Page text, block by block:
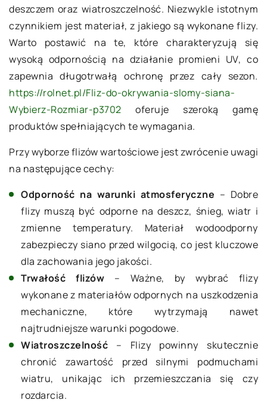
deszczem oraz wiatroszczelność. Niezwykle istotnym
czynnikiem jest materiał, z jakiego są wykonane flizy.
Warto postawić na te, które charakteryzują się
wysoką odpornością na działanie promieni UV, co
zapewnia długotrwałą ochronę przez cały sezon.
https://rolnet.pl/Fliz-do-okrywania-slomy-siana-
Wybierz-Rozmiar-p3702 oferuje szeroką gamę
produktów spełniających te wymagania.
Przy wyborze flizów wartościowe jest zwrócenie uwagi
na następujące cechy:
Odporność na warunki atmosferyczne – Dobre
flizy muszą być odporne na deszcz, śnieg, wiatr i
zmienne temperatury. Materiał wodoodporny
zabezpieczy siano przed wilgocią, co jest kluczowe
dla zachowania jego jakości.
Trwałość flizów – Ważne, by wybrać flizy
wykonane z materiałów odpornych na uszkodzenia
mechaniczne, które wytrzymają nawet
najtrudniejsze warunki pogodowe.
Wiatroszczelność – Flizy powinny skutecznie
chronić zawartość przed silnymi podmuchami
wiatru, unikając ich przemieszczania się czy
rozdarcia.